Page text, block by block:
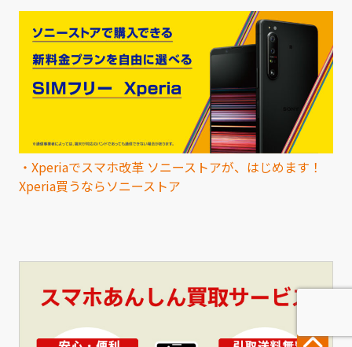
・ Xperiaでスマホ改革 ソニーストアが、はじめます！
Xperia買うならソニーストア